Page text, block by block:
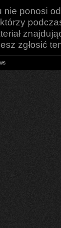
nie ponosi
zgłosić